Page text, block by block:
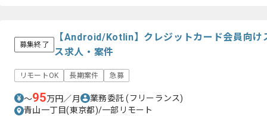
募集終了
【Android/Kotlin】クレジットカード会員向け
ス求人・案件
リモートOK 長期案件 急募
〜95万円／月 業務委託(フリーランス)
青山一丁目(東京都)/一部リモート